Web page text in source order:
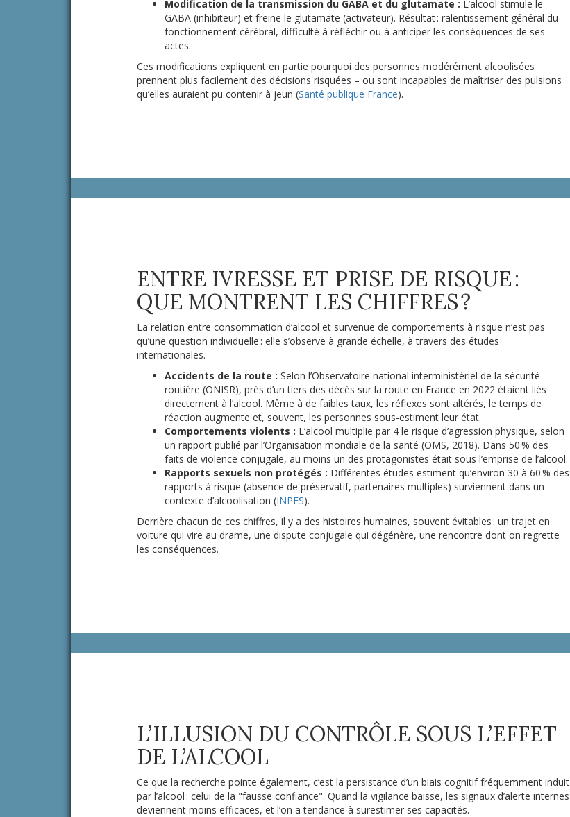
Modification de la transmission du GABA et du glutamate : L’alcool stimule le
GABA (inhibiteur) et freine le glutamate (activateur). Résultat : ralentissement général du
fonctionnement cérébral, difficulté à réfléchir ou à anticiper les conséquences de ses
actes.
Ces modifications expliquent en partie pourquoi des personnes modérément alcoolisées
prennent plus facilement des décisions risquées – ou sont incapables de maîtriser des pulsions
qu’elles auraient pu contenir à jeun (Santé publique France).
ENTRE IVRESSE ET PRISE DE RISQUE :
QUE MONTRENT LES CHIFFRES ?
La relation entre consommation d’alcool et survenue de comportements à risque n’est pas
qu’une question individuelle : elle s’observe à grande échelle, à travers des études
internationales.
Accidents de la route : Selon l’Observatoire national interministériel de la sécurité
routière (ONISR), près d’un tiers des décès sur la route en France en 2022 étaient liés
directement à l’alcool. Même à de faibles taux, les réflexes sont altérés, le temps de
réaction augmente et, souvent, les personnes sous-estiment leur état.
Comportements violents : L’alcool multiplie par 4 le risque d’agression physique, selon
un rapport publié par l’Organisation mondiale de la santé (OMS, 2018). Dans 50 % des
faits de violence conjugale, au moins un des protagonistes était sous l’emprise de l’alcool.
Rapports sexuels non protégés : Différentes études estiment qu’environ 30 à 60 % des
rapports à risque (absence de préservatif, partenaires multiples) surviennent dans un
contexte d’alcoolisation (INPES).
Derrière chacun de ces chiffres, il y a des histoires humaines, souvent évitables : un trajet en
voiture qui vire au drame, une dispute conjugale qui dégénère, une rencontre dont on regrette
les conséquences.
L’ILLUSION DU CONTRÔLE SOUS L’EFFET
DE L’ALCOOL
Ce que la recherche pointe également, c’est la persistance d’un biais cognitif fréquemment induit
par l’alcool : celui de la "fausse confiance". Quand la vigilance baisse, les signaux d’alerte internes
deviennent moins efficaces, et l’on a tendance à surestimer ses capacités.